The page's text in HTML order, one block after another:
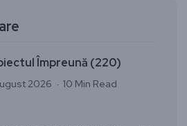
Împreună (220)
2026 10 Min Read